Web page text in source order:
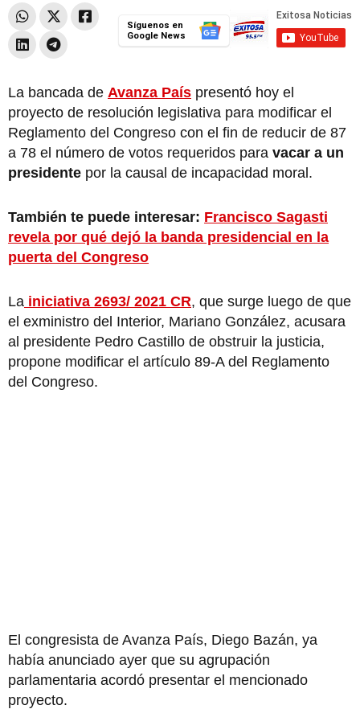
Síguenos en
Google News
La bancada de Avanza País presentó hoy el
proyecto de resolución legislativa para modificar el
Reglamento del Congreso con el fin de reducir de 87
a 78 el número de votos requeridos para vacar a un
presidente por la causal de incapacidad moral.
También te puede interesar: Francisco Sagasti
revela por qué dejó la banda presidencial en la
puerta del Congreso
La iniciativa 2693/ 2021 CR, que surge luego de que
el exministro del Interior, Mariano González, acusara
al presidente Pedro Castillo de obstruir la justicia,
propone modificar el artículo 89-A del Reglamento
del Congreso.
El congresista de Avanza País, Diego Bazán, ya
había anunciado ayer que su agrupación
parlamentaria acordó presentar el mencionado
proyecto.